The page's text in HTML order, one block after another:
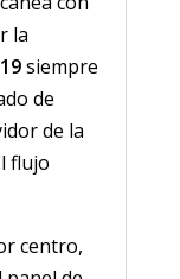
la
siempre
de
de la
flujo
centro,